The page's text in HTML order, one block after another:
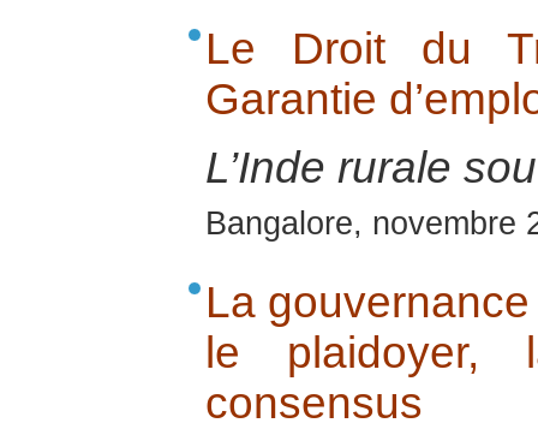
Le Droit du
Garantie
L’Inde rurale
Bangalore, novembre
La
le
consensus